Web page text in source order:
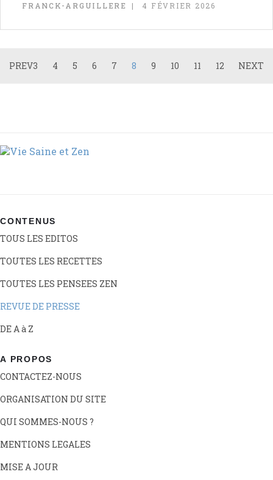
FRANCK-ARGUILLERE 4 FÉVRIER 2026
PREV3 4 5 6 7 8 9 10 11 12 NEXT
CONTENUS
TOUS LES EDITOS
TOUTES LES RECETTES
TOUTES LES PENSEES ZEN
REVUE DE PRESSE
DE A à Z
A PROPOS
CONTACTEZ-NOUS
ORGANISATION DU SITE
QUI SOMMES-NOUS ?
MENTIONS LEGALES
MISE A JOUR